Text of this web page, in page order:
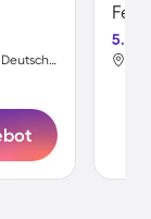
Gohrisch, Sächsische Schweiz-Osterzgebirge, Deutschland
5.0